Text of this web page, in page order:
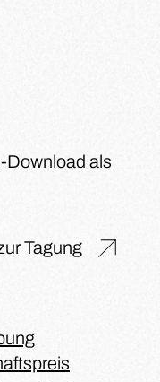
Download als
Tagung